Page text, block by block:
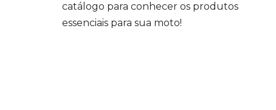
catálogo para conhecer os produtos
essenciais para sua moto!